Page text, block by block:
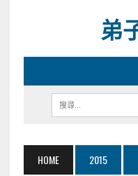
弟
HOME 2015